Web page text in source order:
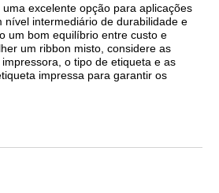
excelente opção para aplicações
nível intermediário de durabilidade e
um bom equilíbrio entre custo e
um ribbon misto, considere as
o tipo de etiqueta e as
impressa para garantir os